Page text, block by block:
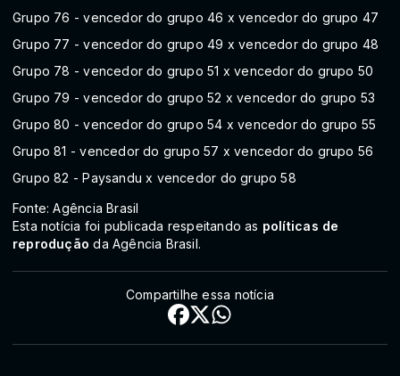
Grupo 76 - vencedor do grupo 46 x vencedor do grupo 47
Grupo 77 - vencedor do grupo 49 x vencedor do grupo 48
Grupo 78 - vencedor do grupo 51 x vencedor do grupo 50
Grupo 79 - vencedor do grupo 52 x vencedor do grupo 53
Grupo 80 - vencedor do grupo 54 x vencedor do grupo 55
Grupo 81 - vencedor do grupo 57 x vencedor do grupo 56
Grupo 82 - Paysandu x vencedor do grupo 58
Fonte: Agência Brasil
Esta notícia foi publicada respeitando as políticas de
reprodução da Agência Brasil.
Compartilhe essa notícia